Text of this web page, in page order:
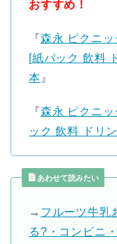
おすすめ！
『森永 ピクニ
[紙パック 飲料
本 』
『森永 ピクニ
ック 飲料 ドリ
あわせて読みたい
→ フルーツ牛乳
る?・コンビニ